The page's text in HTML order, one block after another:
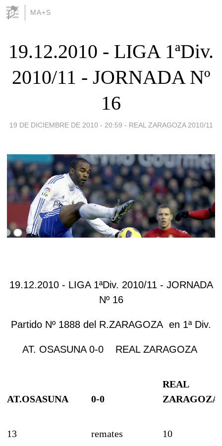
MA+S
19.12.2010 - LIGA 1ªDiv.
2010/11 - JORNADA Nº
16
19 DE DICIEMBRE DE 2010 - 20:59 - REAL ZARAGOZA 2010/11
19.12.2010 - LIGA 1ªDiv. 2010/11 - JORNADA
Nº 16
Partido Nº 1888 del R.ZARAGOZA en 1ª Div.
AT. OSASUNA 0-0 REAL ZARAGOZA
AT.OSASUNA 0-0
REAL
ZARAGOZA
13 remates 10